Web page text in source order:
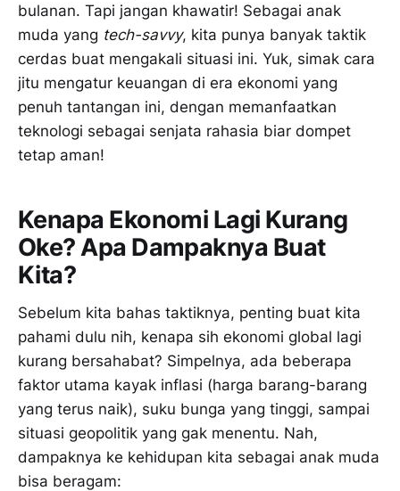
bulanan. Tapi jangan khawatir! Sebagai anak
muda yang tech-savvy, kita punya banyak taktik
cerdas buat mengakali situasi ini. Yuk, simak cara
jitu mengatur keuangan di era ekonomi yang
penuh tantangan ini, dengan memanfaatkan
teknologi sebagai senjata rahasia biar dompet
tetap aman!
Kenapa Ekonomi Lagi Kurang
Oke? Apa Dampaknya Buat
Kita?
Sebelum kita bahas taktiknya, penting buat kita
pahami dulu nih, kenapa sih ekonomi global lagi
kurang bersahabat? Simpelnya, ada beberapa
faktor utama kayak inflasi (harga barang-barang
yang terus naik), suku bunga yang tinggi, sampai
situasi geopolitik yang gak menentu. Nah,
dampaknya ke kehidupan kita sebagai anak muda
bisa beragam: